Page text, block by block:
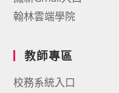
翰林雲端學院
教師專區
校務系統入口